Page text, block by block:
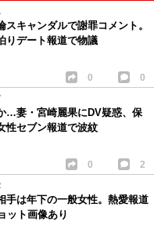
キャンダルで謝罪コメント。
りデート報道で物議
0 0
…妻・宮崎麗果にDV疑惑、保
性セブン報道で波紋
0 2
手は年下の一般女性。熱愛報道
ット画像あり